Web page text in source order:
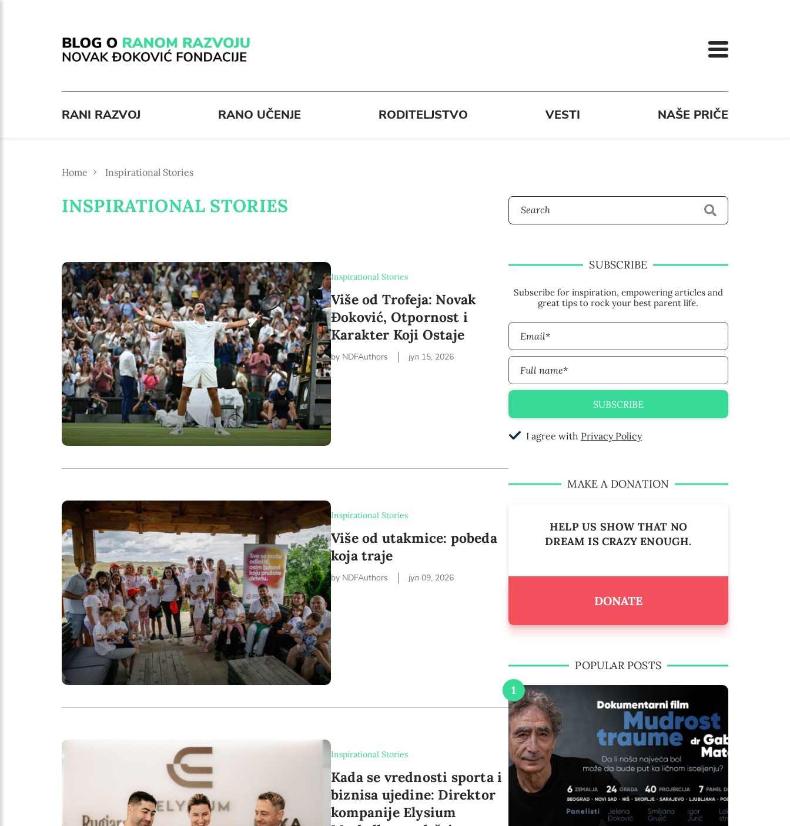
RANI RAZVOJ RANO UČENJE RODITELJSTVO VESTI NAŠE PRIČE
Home Inspirational Stories
INSPIRATIONAL STORIES
Inspirational Stories
Više od Trofeja: Novak
Đoković, Otpornost i
Karakter Koji Ostaje
by NDFAuthors јул 15, 2026
Inspirational Stories
Više od utakmice: pobeda
koja traje
by NDFAuthors јул 09, 2026
Inspirational Stories
Kada se vrednosti sporta i
biznisa ujedine: Direktor
kompanije Elysium
SUBSCRIBE
Subscribe for inspiration, empowering articles and
great tips to rock your best parent life.
Email*
Full name*
SUBSCRIBE
I agree with Privacy Policy
MAKE A DONATION
HELP US SHOW THAT NO
DREAM IS CRAZY ENOUGH.
DONATE
POPULAR POSTS